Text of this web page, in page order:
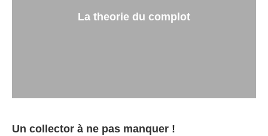
La theorie du complot
Un collector à ne pas manquer !